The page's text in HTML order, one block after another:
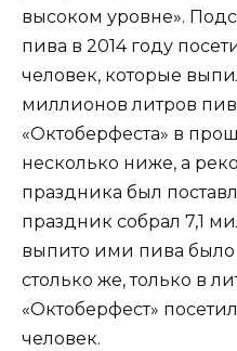
высоком уровне».
пива в 2014 году
человек, которые
миллионов литров
«Октоберфеста» в
несколько ниже, а
праздника был
праздник собрал 7,1
выпито ими пива
столько же, только в
«Октоберфест»
человек.